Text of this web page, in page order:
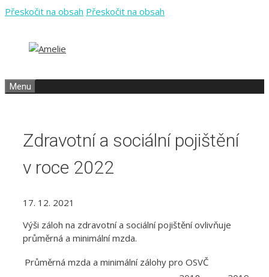
Přeskočit na obsah Přeskočit na obsah
Menu
Zdravotní a sociální pojištění
v roce 2022
17. 12. 2021
Výši záloh na zdravotní a sociální pojištění ovlivňuje
průměrná a minimální mzda.
Průměrná mzda a minimální zálohy pro OSVČ